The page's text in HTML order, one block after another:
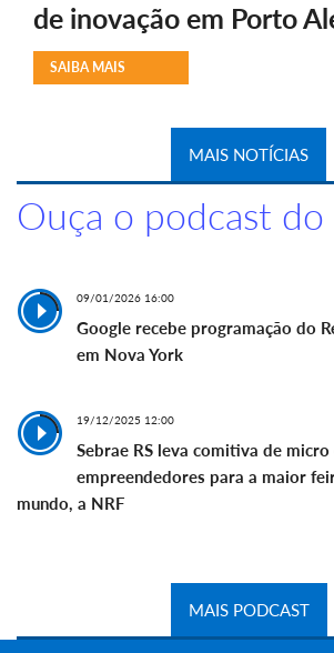
de inovação em Porto
SAIBA MAIS
MAIS NOTÍCIAS
Ouça o podcast do
09/01/2026 16:00
Google recebe programação do
em Nova York
19/12/2025 12:00
Sebrae RS leva comitiva de micro
empreendedores para a maior
mundo, a NRF
MAIS PODCAST